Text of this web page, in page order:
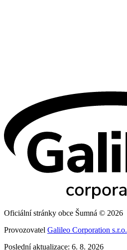
Oficiální stránky obce Šumná © 2026
Provozovatel Galileo Corporation s.r.o.
Poslední aktualizace: 6. 8. 2026